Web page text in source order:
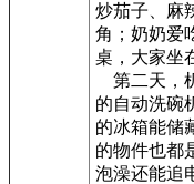
炒茄子、麻
角；奶奶爱
桌，大家坐
第二天，
的自动洗碗
的冰箱能储
的物件也都
泡澡还能